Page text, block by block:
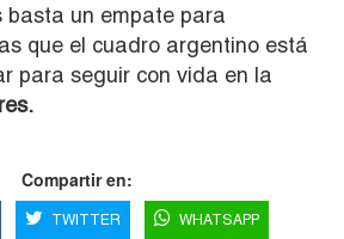
basta un empate para
que el cuadro argentino está
para seguir con vida en la
Compartir en:
TWITTER WHATSAPP